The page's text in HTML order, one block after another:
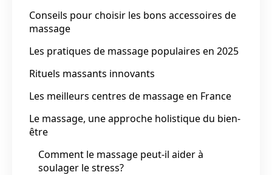
Conseils pour choisir les bons accessoires de
massage
Les pratiques de massage populaires en 2025
Rituels massants innovants
Les meilleurs centres de massage en France
Le massage, une approche holistique du bien-
être
Comment le massage peut-il aider à
soulager le stress?